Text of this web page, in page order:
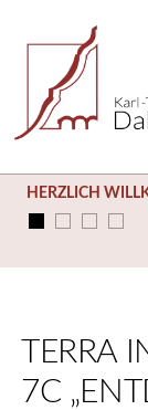
HERZLICH
TERRA
7C